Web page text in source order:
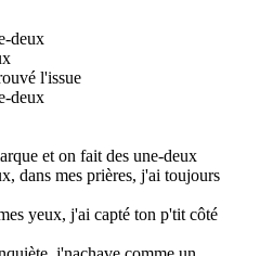
deux
l'issue
deux
et on fait des une-deux
dans mes prières, j'ai toujours
yeux, j'ai capté ton p'tit côté